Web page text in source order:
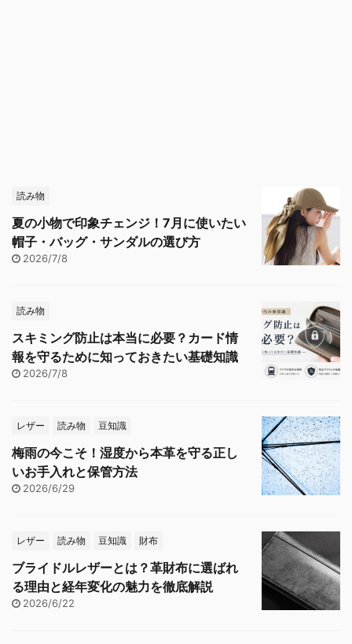
読み物
夏の小物で印象チェンジ！7月に使いたい
帽子・バッグ・サンダルの選び方
2026/7/8
読み物
スキミング防止は本当に必要？カード情
報を守るために知っておきたい基礎知識
2026/7/8
レザー 読み物 豆知識
梅雨の今こそ！湿度から本革を守る正し
いお手入れと保管方法
2026/6/29
レザー 読み物 豆知識 財布
ブライドルレザーとは？革財布に選ばれ
る理由と経年変化の魅力を徹底解説
2026/6/22